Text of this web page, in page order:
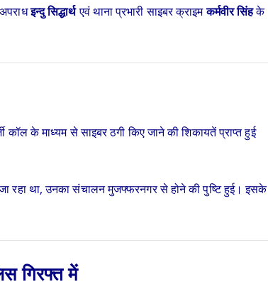
इन्दु सिद्धार्थएवं थाना प्रभारी साइबर क्राइमकर्मवीर सिंहके
के माध्यम से साइबर ठगी किए जाने की शिकायतें प्राप्त हुई
रहा था, उनका संचालन मुजफ्फरनगर से होने की पुष्टि हुई। इसके
गिरफ्त में